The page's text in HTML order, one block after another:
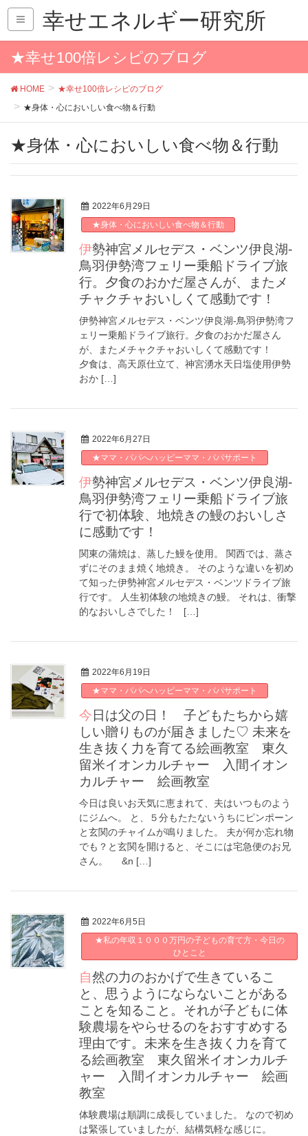
幸せエネルギー研究所
★幸せ100倍レシピのブログ
HOME
★幸せ100倍レシピのブログ
★身体・心においしい食べ物＆行動
★身体・心においしい食べ物＆行動
2022年6月29日
★身体・心においしい食べ物＆行動
伊勢神宮メルセデス・ベンツ伊良湖-
鳥羽伊勢湾フェリー乗船ドライブ旅
行。夕食のおかだ屋さんが、またメ
チャクチャおいしくて感動です！
伊勢神宮メルセデス・ベンツ伊良湖-鳥羽伊勢湾フ
ェリー乗船ドライブ旅行。夕食のおかだ屋さん
が、またメチャクチャおいしくて感動です！
夕食は、高天原仕立て、神宮湧水天日塩使用伊勢
おか […]
2022年6月27日
★ママ・パパへハッピーママ・パパサポート
伊勢神宮メルセデス・ベンツ伊良湖-
鳥羽伊勢湾フェリー乗船ドライブ旅
行で初体験、地焼きの鰻のおいしさ
に感動です！
関東の蒲焼は、蒸した鰻を使用。 関西では、蒸さ
ずにそのまま焼く地焼き。 そのような違いを初め
て知った伊勢神宮メルセデス・ベンツドライブ旅
行です。 人生初体験の地焼きの鰻。 それは、衝撃
的なおいしさでした！ […]
2022年6月19日
★ママ・パパへハッピーママ・パパサポート
今日は父の日！ 子どもたちから嬉
しい贈りものが届きました♡ 未来を
生き抜く力を育てる絵画教室 東久
留米イオンカルチャー 入間イオン
カルチャー 絵画教室
今日は良いお天気に恵まれて、夫はいつものよう
にジムへ。 と、５分もたたないうちにピンポーン
と玄関のチャイムが鳴りました。 夫が何か忘れ物
でも？と玄関を開けると、そこには宅急便のお兄
さん。 &n […]
2022年6月5日
★私の年収１０００万円の子どもの育て方・今日の
ひとこと
自然の力のおかげで生きているこ
と、思うようにならないことがある
ことを知ること。それが子どもに体
験農場をやらせるのをおすすめする
理由です。未来を生き抜く力を育て
る絵画教室 東久留米イオンカルチ
ャー 入間イオンカルチャー 絵画
教室
体験農場は順調に成長していました。 なので初め
は緊張していましたが、結構気軽な感じに。